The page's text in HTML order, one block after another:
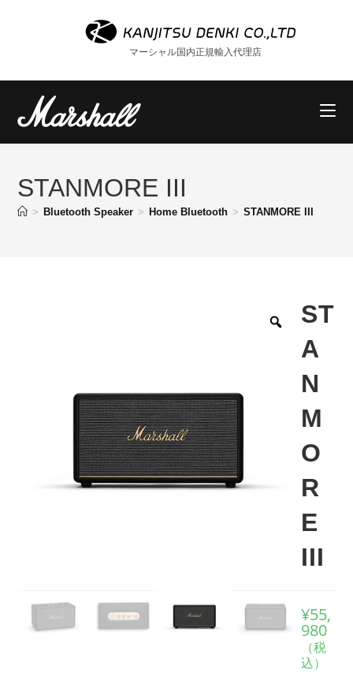
キ
マーシャル国内正規輸入代理店
STANMORE III
> Bluetooth Speaker > Home Bluetooth > STANMORE III
ST
A
N
M
O
R
E
III
¥55,
980
（税
込）